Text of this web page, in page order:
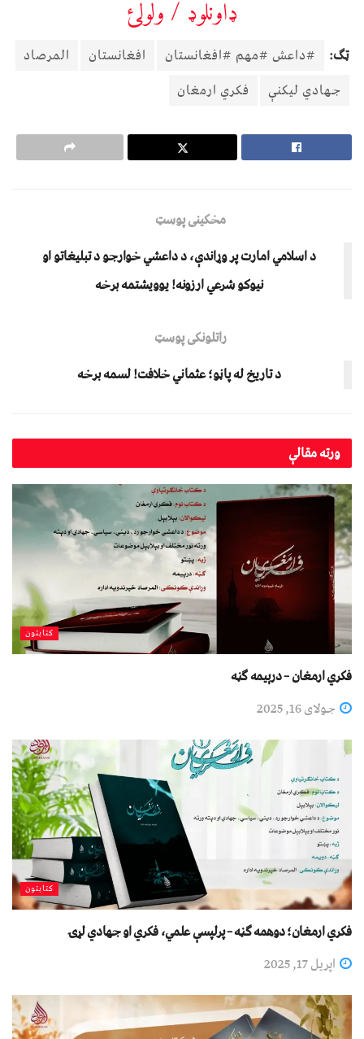
ډاونلوډ / ولولئ
ټګ: #داعش #مهم #افغانستان افغانستان
المرصاد
جهادي لیکنې
فکري ارمغان
مخکینی پوسټ
د اسلامي امارت پر وړاندې، د داعشي خوارجو د تبليغاتو او
نیوکو شرعي ارزونه! یوویشتمه برخه
راتلونکی پوسټ
د تاریخ له پاڼو؛ عثماني خلافت! لسمه برخه
ورتهمقالې
کتابتون
فکري ارمغان – درېیمه ګڼه
جولای 16, 2025
کتابتون
فکري ارمغان؛ دوهمه ګڼه – پرلپسې علمي، فکري او جهادي لړۍ
اپریل 17, 2025